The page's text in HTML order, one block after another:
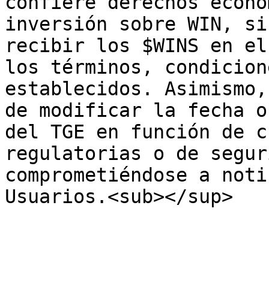
inversión sobre WIN,
recibir los $WINS en el
los términos,
establecidos.
de modificar la fecha
del TGE en función de
regulatorias o de
comprometiéndose a